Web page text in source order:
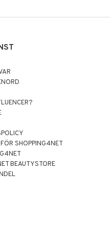
SHOPPING4NET
BEAUTYSTORE